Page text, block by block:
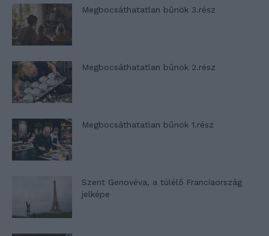
Megbocsáthatatlan bűnök 3.rész
Megbocsáthatatlan bűnök 2.rész
Megbocsáthatatlan bűnök 1.rész
Szent Genovéva, a túlélő Franciaország
jelképe